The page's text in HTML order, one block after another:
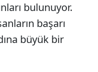
bulunuyor.
başarı
büyük bir